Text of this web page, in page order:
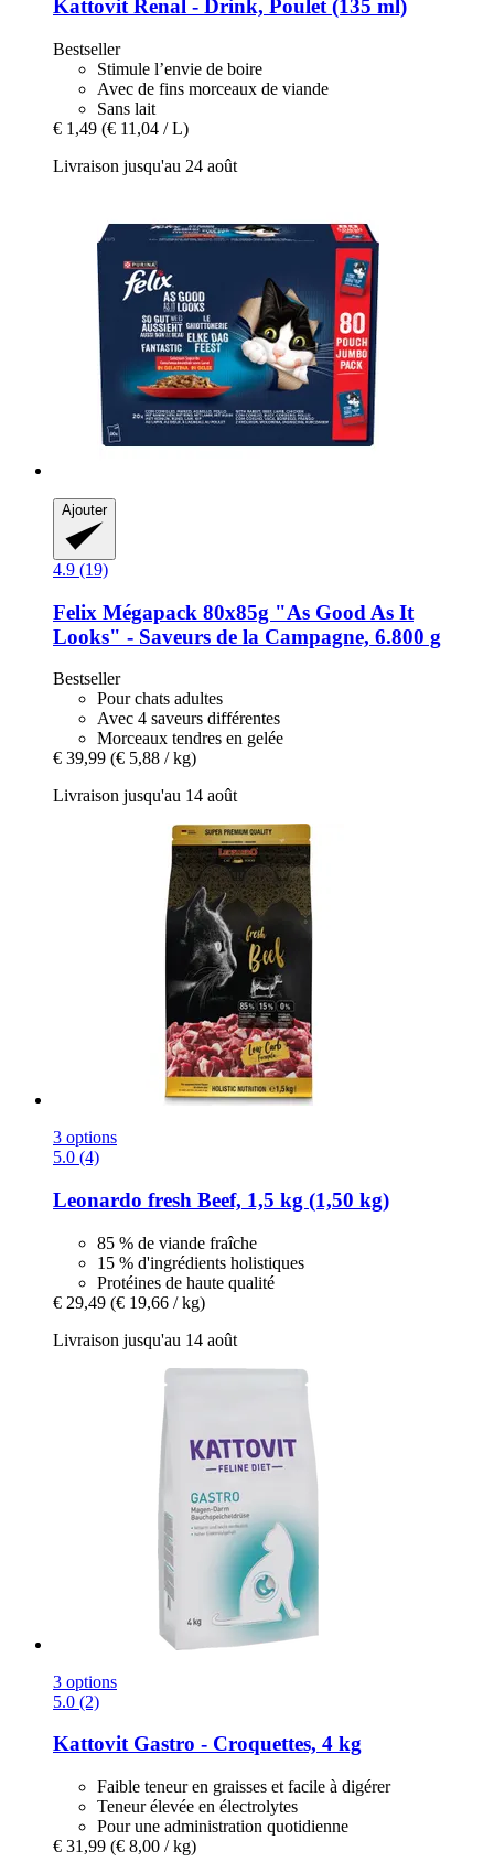
Kattovit Renal -​ Drink, Poulet (135 ml)
Bestseller
Stimule l’envie de boire
Avec de fins morceaux de viande
Sans lait
€ 1,49 (€ 11,04 / L)
Livraison jusqu'au 24 août
Ajouter
4.9 (19)
Felix Mégapack 80x85g "As Good As It
Looks" -​ Saveurs de la Campagne, 6.800 g
Bestseller
Pour chats adultes
Avec 4 saveurs différentes
Morceaux tendres en gelée
€ 39,99 (€ 5,88 / kg)
Livraison jusqu'au 14 août
3 options
5.0 (4)
Leonardo fresh Beef, 1,5 kg (1,50 kg)
85 % de viande fraîche
15 % d'ingrédients holistiques
Protéines de haute qualité
€ 29,49 (€ 19,66 / kg)
Livraison jusqu'au 14 août
3 options
5.0 (2)
KattovitGastro -​ Croquettes, 4 kg
Faible teneur en graisses et facile à digérer
Teneur élevée en électrolytes
Pour une administration quotidienne
€ 31,99 (€ 8,00 / kg)